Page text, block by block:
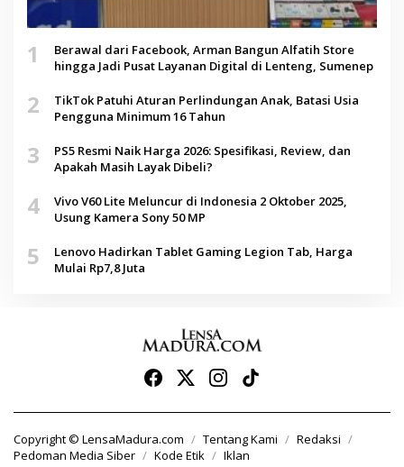
1
Berawal dari Facebook, Arman Bangun Alfatih Store
hingga Jadi Pusat Layanan Digital di Lenteng, Sumenep
2
TikTok Patuhi Aturan Perlindungan Anak, Batasi Usia
Pengguna Minimum 16 Tahun
3
PS5 Resmi Naik Harga 2026: Spesifikasi, Review, dan
Apakah Masih Layak Dibeli?
4
Vivo V60 Lite Meluncur di Indonesia 2 Oktober 2025,
Usung Kamera Sony 50 MP
5
Lenovo Hadirkan Tablet Gaming Legion Tab, Harga
Mulai Rp7,8 Juta
Copyright © LensaMadura.com Tentang Kami
Redaksi
Pedoman Media Siber
Kode Etik Iklan